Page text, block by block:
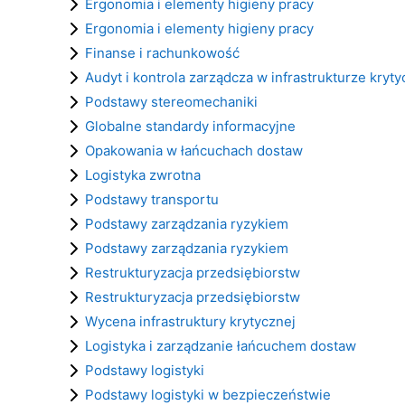
Ergonomia i elementy higieny pracy
Ergonomia i elementy higieny pracy
Finanse i rachunkowość
Audyt i kontrola zarządcza w infrastrukturze
Podstawy stereomechaniki
Globalne standardy informacyjne
Opakowania w łańcuchach dostaw
Logistyka zwrotna
Podstawy transportu
Podstawy zarządzania ryzykiem
Podstawy zarządzania ryzykiem
Restrukturyzacja przedsiębiorstw
Restrukturyzacja przedsiębiorstw
Wycena infrastruktury krytycznej
Logistyka i zarządzanie łańcuchem dostaw
Podstawy logistyki
Podstawy logistyki w bezpieczeństwie